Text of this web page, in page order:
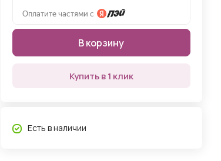
В корзину
Купить в 1 клик
Есть в наличии